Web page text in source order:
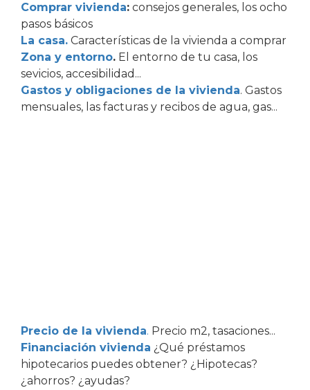
Comprar vivienda: consejos generales, los ocho
pasos básicos
La casa. Características de la vivienda a comprar
Zona y entorno. El entorno de tu casa, los
sevicios, accesibilidad...
Gastos y obligaciones de la vivienda. Gastos
mensuales, las facturas y recibos de agua, gas...
Precio de la vivienda. Precio m2, tasaciones...
Financiación vivienda ¿Qué préstamos
hipotecarios puedes obtener? ¿Hipotecas?
¿ahorros? ¿ayudas?